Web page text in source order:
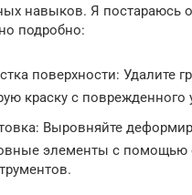
навыков. Я постараюсь
подробно:
поверхности: Удалите
краску с поврежденного
Выровняйте
элементы с помощью